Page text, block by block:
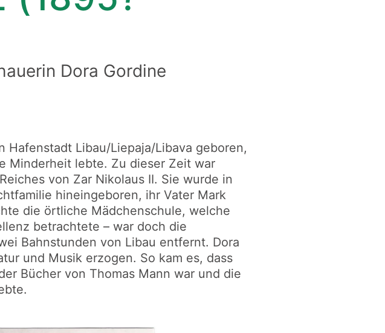
Dora Gordine
Hafenstadt Libau/Liepaja/Libava geboren,
Minderheit lebte. Zu dieser Zeit war
von Zar Nikolaus II. Sie wurde in
hineingeboren, ihr Vater Mark
die örtliche Mädchenschule, welche
betrachtete – war doch die
Bahnstunden von Libau entfernt. Dora
und Musik erzogen. So kam es, dass
Bücher von Thomas Mann war und die